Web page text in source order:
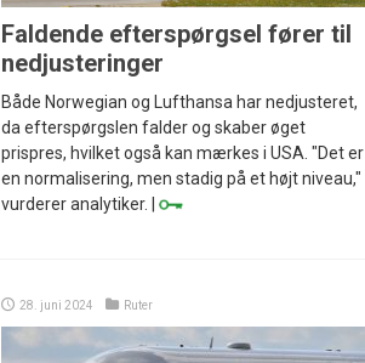
Faldende efterspørgsel fører til
nedjusteringer
Både Norwegian og Lufthansa har nedjusteret,
da efterspørgslen falder og skaber øget
prispres, hvilket også kan mærkes i USA. "Det er
en normalisering, men stadig på et højt niveau,"
vurderer analytiker. |
28. juni 2024 Ruter